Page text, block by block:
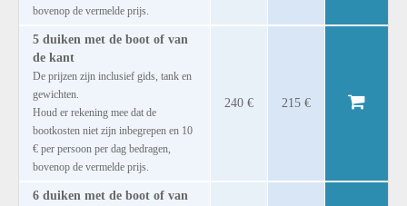
bovenop de vermelde prijs.
5 duiken met de boot of van
de kant
De prijzen zijn inclusief gids, tank en
gewichten.
Houd er rekening mee dat de
bootkosten niet zijn inbegrepen en 10
€ per persoon per dag bedragen,
bovenop de vermelde prijs.
240 € 215 €
6 duiken met de boot of van